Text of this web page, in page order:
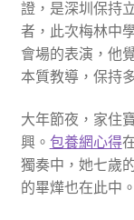
證，是深圳保持
者，此次梅林中
會場的表演，他
本質教導，保持
大年節夜，家住
興。 包養網心得
獨奏中，她七歲
的畢燁也在此中。